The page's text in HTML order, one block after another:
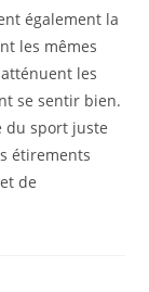
également la
les mêmes
les
se sentir bien.
du sport juste
étirements
de